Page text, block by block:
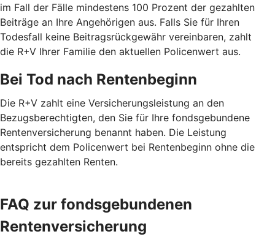
im Fall der Fälle mindestens 100 Prozent der gezahlten
Beiträge an Ihre Angehörigen aus. Falls Sie für Ihren
Todesfall keine Beitragsrückgewähr vereinbaren, zahlt
die R+V Ihrer Familie den aktuellen Policenwert aus.
Bei Tod nach Rentenbeginn
Die R+V zahlt eine Versicherungsleistung an den
Bezugsberechtigten, den Sie für Ihre fondsgebundene
Rentenversicherung benannt haben. Die Leistung
entspricht dem Policenwert bei Rentenbeginn ohne die
bereits gezahlten Renten.
FAQ zur fondsgebundenen
Rentenversicherung